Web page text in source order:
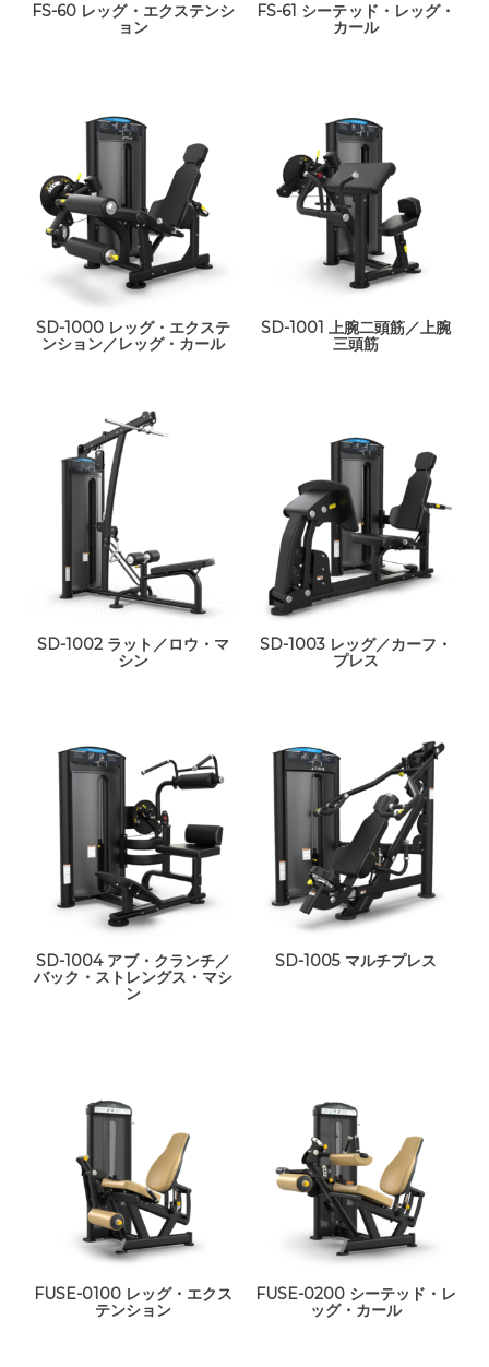
FS-60 レッグ・エクステンシ
ョン
FS-61 シーテッド・レッグ・
カール
SD-1000 レッグ・エクステ
ンション／レッグ・カール
SD-1001 上腕二頭筋／上腕
三頭筋
SD-1002 ラット／ロウ・マ
シン
SD-1003 レッグ／カーフ・
プレス
SD-1004 アブ・クランチ／
バック・ストレングス・マシ
ン
SD-1005 マルチプレス
FUSE-0100 レッグ・エクス
テンション
FUSE-0200 シーテッド・レ
ッグ・カール